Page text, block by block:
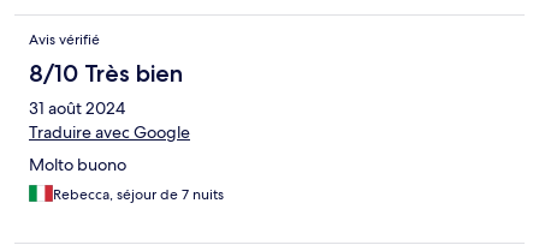
Avis vérifié
8/10 Très bien
31 août 2024
Traduire avec Google
Molto buono
Rebecca, séjour de 7 nuits